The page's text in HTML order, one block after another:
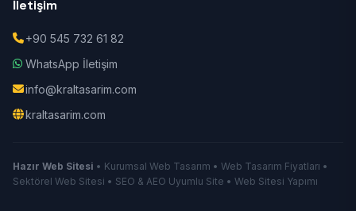
İletişim
+90 545 732 61 82
WhatsApp İletişim
info@kraltasarim.com
kraltasarim.com
Hazır Web Sitesi • Kurumsal Web Tasarım • Web Tasarım Fiyatları •
Sektörel Web Sitesi • SEO & AEO Uyumlu Site • Web Sitesi Yapımı